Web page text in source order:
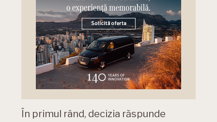
În primul rând, decizia răspunde